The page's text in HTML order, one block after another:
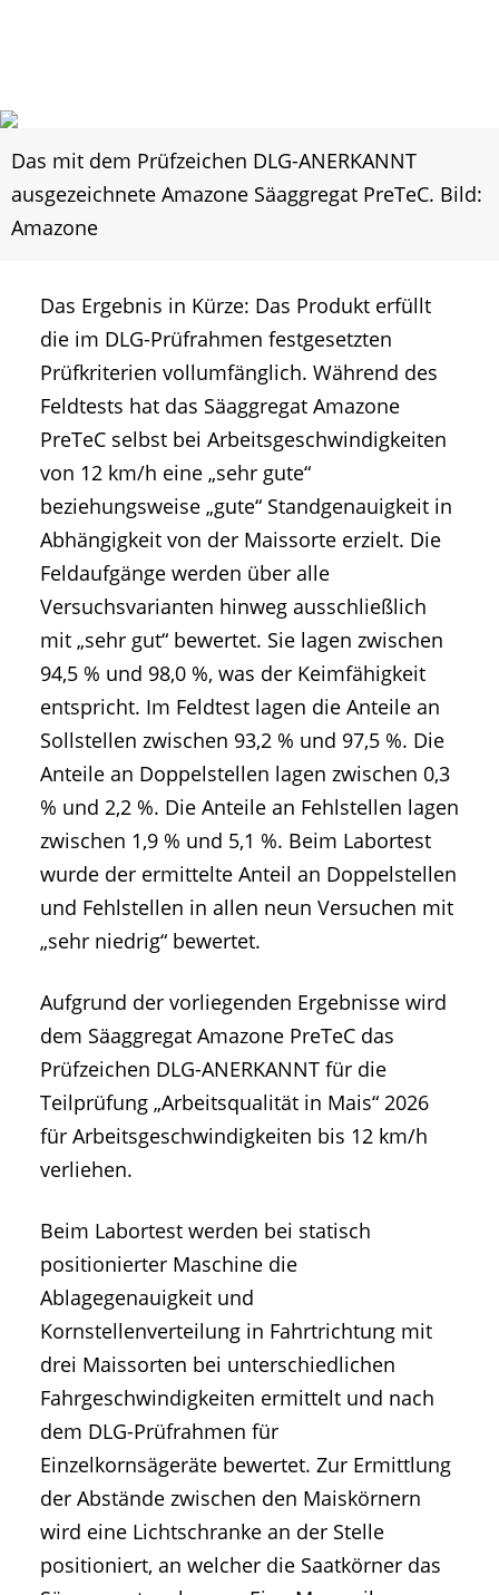
Das mit dem Prüfzeichen DLG-ANERKANNT
ausgezeichnete Amazone Säaggregat PreTeC. Bild:
Amazone
Das Ergebnis in Kürze: Das Produkt erfüllt
die im DLG-Prüfrahmen festgesetzten
Prüfkriterien vollumfänglich. Während des
Feldtests hat das Säaggregat Amazone
PreTeC selbst bei Arbeitsgeschwindigkeiten
von 12 km/h eine „sehr gute“
beziehungsweise „gute“ Standgenauigkeit in
Abhängigkeit von der Maissorte erzielt. Die
Feldaufgänge werden über alle
Versuchsvarianten hinweg ausschließlich
mit „sehr gut“ bewertet. Sie lagen zwischen
94,5 % und 98,0 %, was der Keimfähigkeit
entspricht. Im Feldtest lagen die Anteile an
Sollstellen zwischen 93,2 % und 97,5 %. Die
Anteile an Doppelstellen lagen zwischen 0,3
% und 2,2 %. Die Anteile an Fehlstellen lagen
zwischen 1,9 % und 5,1 %. Beim Labortest
wurde der ermittelte Anteil an Doppelstellen
und Fehlstellen in allen neun Versuchen mit
„sehr niedrig“ bewertet.
Aufgrund der vorliegenden Ergebnisse wird
dem Säaggregat Amazone PreTeC das
Prüfzeichen DLG-ANERKANNT für die
Teilprüfung „Arbeitsqualität in Mais“ 2026
für Arbeitsgeschwindigkeiten bis 12 km/h
verliehen.
Beim Labortest werden bei statisch
positionierter Maschine die
Ablagegenauigkeit und
Kornstellenverteilung in Fahrtrichtung mit
drei Maissorten bei unterschiedlichen
Fahrgeschwindigkeiten ermittelt und nach
dem DLG-Prüfrahmen für
Einzelkornsägeräte bewertet. Zur Ermittlung
der Abstände zwischen den Maiskörnern
wird eine Lichtschranke an der Stelle
positioniert, an welcher die Saatkörner das